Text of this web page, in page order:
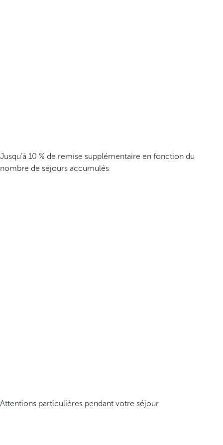
Jusqu’à 10 % de remise supplémentaire en fonction du
nombre de séjours accumulés
Attentions particulières pendant votre séjour